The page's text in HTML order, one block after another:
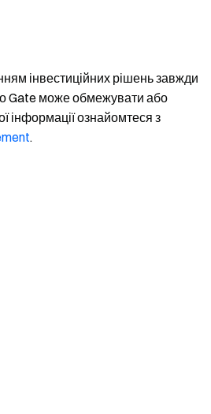
інвестиційних рішень завжди
Gate може обмежувати або
інформації ознайомтеся з
.